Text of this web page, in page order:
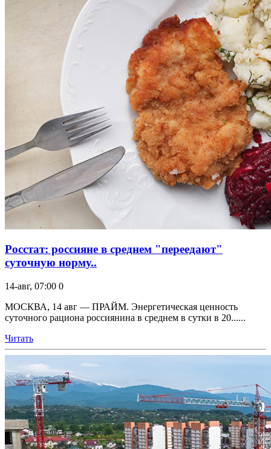
Росстат: россияне в среднем "переедают"
суточную норму..
14-авг, 07:00 0
МОСКВА, 14 авг — ПРАЙМ. Энергетическая ценность
суточного рациона россиянина в среднем в сутки в 20......
Читать